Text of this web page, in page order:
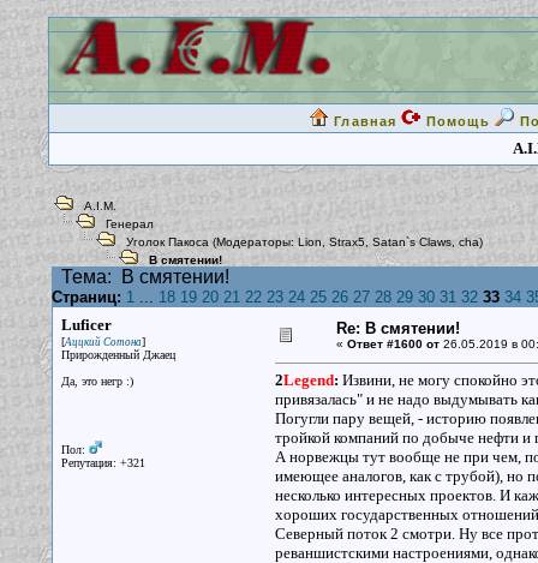
Главная Помощь
A.I.M.
Генерал
Уголок Пакоса (Модераторы:Lion Strax5 Satan`s Claws,cha)
В смятении!
Тема: В смятении!
Страниц: 1... 18 19 20 21 22 23 24 25 26 27 28 29 30 31 32 33 34
Luficer
[Аццкий Сотона]
Прирожденный Джаец
Да, это негр :)
Пол:
Репутация: +321
Re: В смятении!
« Ответ #1600 от26.05.2019 в
2Legend: Извини, не могу спокойно
привязалась" и не надо выдумывать
Погугли пару вещей, - историю
тройкой компаний по добыче нефти и
А норвежцы тут вообще не при чем,
имеющее аналогов, как с трубой), но
несколько интересных проектов. И
хороших государственных
Северный поток 2 смотри. Ну все
реваншистскими настроениями,